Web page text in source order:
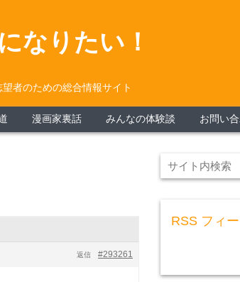
なりたい！
者のための総合情報サイト
漫画家裏話 みんなの体験談 お問い
#293261
返信
RSS フィ